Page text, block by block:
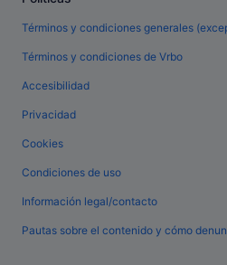
Términos y condiciones generales
Términos y condiciones de Vrbo
Accesibilidad
Privacidad
Cookies
Condiciones de uso
Información legal/contacto
Pautas sobre el contenido y cómo